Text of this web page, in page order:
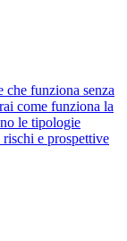
funziona senza
come funziona la
le tipologie
e prospettive